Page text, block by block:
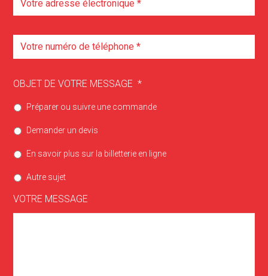
OBJET DE VOTRE MESSAGE *
Préparer ou suivre une commande
Demander un devis
En savoir plus sur la billetterie en ligne
Autre sujet
VOTRE MESSAGE